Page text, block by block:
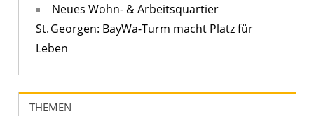
Neues Wohn- & Arbeitsquartier
St. Georgen: BayWa-Turm macht Platz für
Leben
THEMEN